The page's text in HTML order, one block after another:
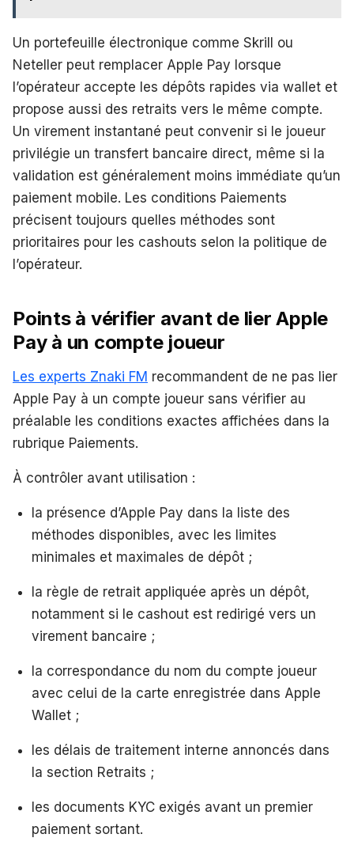
Un portefeuille électronique comme Skrill ou
Neteller peut remplacer Apple Pay lorsque
l’opérateur accepte les dépôts rapides via wallet et
propose aussi des retraits vers le même compte.
Un virement instantané peut convenir si le joueur
privilégie un transfert bancaire direct, même si la
validation est généralement moins immédiate qu’un
paiement mobile. Les conditions Paiements
précisent toujours quelles méthodes sont
prioritaires pour les cashouts selon la politique de
l’opérateur.
Points à vérifier avant de lier Apple
Pay à un compte joueur
Les experts Znaki FM recommandent de ne pas lier
Apple Pay à un compte joueur sans vérifier au
préalable les conditions exactes affichées dans la
rubrique Paiements.
À contrôler avant utilisation :
la présence d’Apple Pay dans la liste des
méthodes disponibles, avec les limites
minimales et maximales de dépôt ;
la règle de retrait appliquée après un dépôt,
notamment si le cashout est redirigé vers un
virement bancaire ;
la correspondance du nom du compte joueur
avec celui de la carte enregistrée dans Apple
Wallet ;
les délais de traitement interne annoncés dans
la section Retraits ;
les documents KYC exigés avant un premier
paiement sortant.